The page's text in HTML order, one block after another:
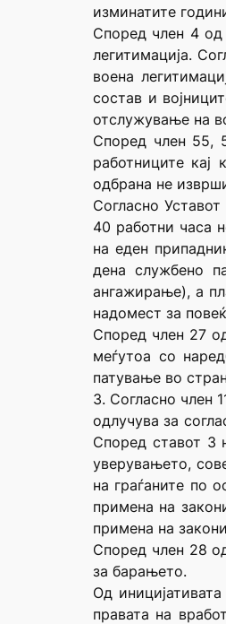
изминатите
Според член 4 од
легитимација.
воена
состав и
отслужување на
Според член 55,
работниците
одбрана не
Согласно
40 работни часа
на еден
дена службено
ангажирање), а
надомест за
Според член 27
меѓутоа со
патување во
3. Согласно член
одлучува за
Според ставот 3
уверувањето,
на граѓаните по
примена на
примена на
Според член 28
за барањето.
Од
правата на